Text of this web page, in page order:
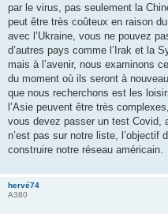
par le virus, pas seulement la
peut être très coûteux en raison
avec l’Ukraine, vous ne pouvez
d’autres pays comme l’Irak et la
mais à l’avenir, nous examinons
du moment où ils seront à
que nous recherchons est les
l’Asie peuvent être très
vous devez passer un test Covid,
n’est pas sur notre liste, l’objectif
construire notre réseau américain.
hervé74
A380